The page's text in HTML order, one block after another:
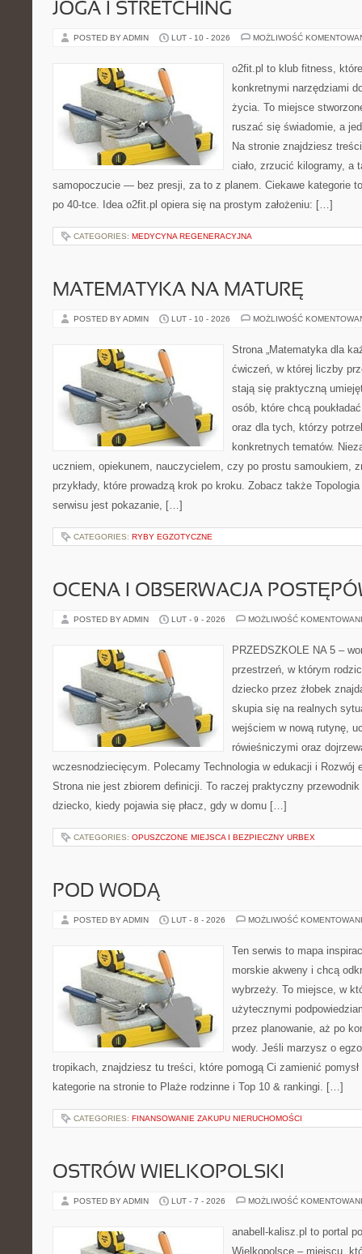
JOGA I STRETCHING
POSTED BY ADMIN LUT - 10 - 2026 MOŻLIWOŚĆ
o2fit.pl to klub fitness,
konkretnymi narzędziami
życia. To miejsce
ruszać się świadomie, a
Na stronie znajdziesz
ciało, zrzucić kilogramy, a
samopoczucie — bez presji, za to z planem. Ciekawe kategorie
po 40-tce. Idea o2fit.pl opiera się na prostym założeniu: […]
CATEGORIES: MEDYCYNA REGENERACYJNA
MATEMATYKA NA MATURĘ
POSTED BY ADMIN LUT - 10 - 2026 MOŻLIWOŚĆ
Strona „Matematyka dla
ćwiczeń, w której liczby
stają się praktyczną
osób, które chcą
oraz dla tych, którzy
konkretnych tematów.
uczniem, opiekunem, nauczycielem, czy po prostu samoukiem,
przykłady, które prowadzą krok po kroku. Zobacz także
serwisu jest pokazanie, […]
CATEGORIES: RYBY EGZOTYCZNE
OCENA I OBSERWACJA
POSTED BY ADMIN LUT - 9 - 2026 MOŻLIWOŚĆ
PRZEDSZKOLE NA 5 –
przestrzeń, w którym
dziecko przez żłobek
skupia się na realnych
wejściem w nową rutynę,
rówieśniczymi oraz
wczesnodziecięcym. Polecamy Technologia w edukacji i Rozwój
Strona nie jest zbiorem definicji. To raczej praktyczny
dziecko, kiedy pojawia się płacz, gdy w domu […]
CATEGORIES: OPUSZCZONE MIEJSCA I BEZPIECZNY URBEX
POD WODĄ
POSTED BY ADMIN LUT - 8 - 2026 MOŻLIWOŚĆ
Ten serwis to mapa
morskie akweny i chcą
wybrzeży. To miejsce, w
użytecznymi
przez planowanie, aż po
wody. Jeśli marzysz o
tropikach, znajdziesz tu treści, które pomogą Ci zamienić pomysł
kategorie na stronie to Plaże rodzinne i Top 10 & rankingi. […]
CATEGORIES: FINANSOWANIE ZAKUPU NIERUCHOMOŚCI
OSTRÓW WIELKOPOLSKI
POSTED BY ADMIN LUT - 7 - 2026 MOŻLIWOŚĆ
anabell-kalisz.pl to portal
Wielkopolsce – miejscu,